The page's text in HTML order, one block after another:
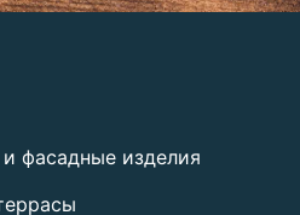
фасадные изделия